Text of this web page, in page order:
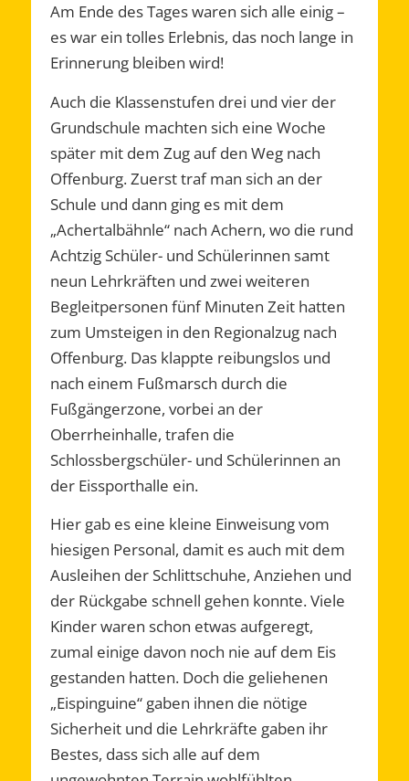
Am Ende des Tages waren sich alle einig –
es war ein tolles Erlebnis, das noch lange in
Erinnerung bleiben wird!
Auch die Klassenstufen drei und vier der
Grundschule machten sich eine Woche
später mit dem Zug auf den Weg nach
Offenburg. Zuerst traf man sich an der
Schule und dann ging es mit dem
„Achertalbähnle“ nach Achern, wo die rund
Achtzig Schüler- und Schülerinnen samt
neun Lehrkräften und zwei weiteren
Begleitpersonen fünf Minuten Zeit hatten
zum Umsteigen in den Regionalzug nach
Offenburg. Das klappte reibungslos und
nach einem Fußmarsch durch die
Fußgängerzone, vorbei an der
Oberrheinhalle, trafen die
Schlossbergschüler- und Schülerinnen an
der Eissporthalle ein.
Hier gab es eine kleine Einweisung vom
hiesigen Personal, damit es auch mit dem
Ausleihen der Schlittschuhe, Anziehen und
der Rückgabe schnell gehen konnte. Viele
Kinder waren schon etwas aufgeregt,
zumal einige davon noch nie auf dem Eis
gestanden hatten. Doch die geliehenen
„Eispinguine“ gaben ihnen die nötige
Sicherheit und die Lehrkräfte gaben ihr
Bestes, dass sich alle auf dem